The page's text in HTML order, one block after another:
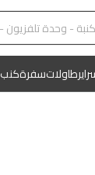
طاولاتسفرةكنب